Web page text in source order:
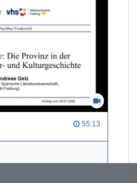
55:13